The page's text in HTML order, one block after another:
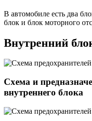
В автомобиле есть два
блок и блок моторного
Внутренний
Схема и
внутреннего блока